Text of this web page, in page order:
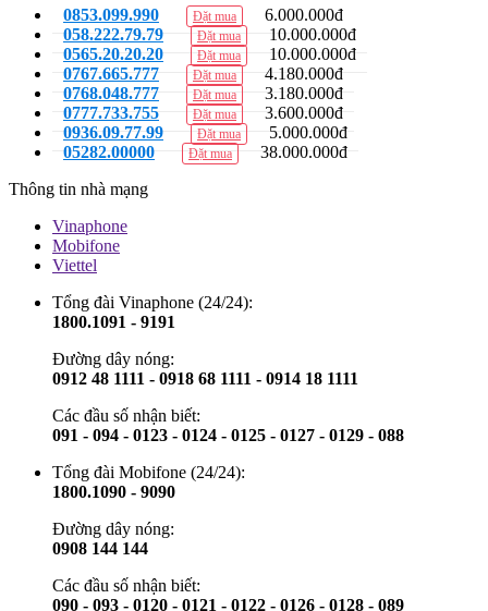
0853.099.990 Đặt mua
6.000.000đ
058.222.79.79
Đặt mua
10.000.000đ
0565.20.20.20
Đặt mua
10.000.000đ
0767.665.777
Đặt mua
4.180.000đ
0768.048.777
Đặt mua
3.180.000đ
0777.733.755
Đặt mua
3.600.000đ
0936.09.77.99
Đặt mua
5.000.000đ
05282.00000
Đặt mua
38.000.000đ
Thông tin nhà mạng
Vinaphone
Mobifone
Viettel
Tổng đài Vinaphone (24/24):
1800.1091 - 9191
Đường dây nóng:
0912 48 1111 - 0918 68 1111 - 0914 18 1111
Các đầu số nhận biết:
091 - 094 - 0123 - 0124 - 0125 - 0127 - 0129 - 088
Tổng đài Mobifone (24/24):
1800.1090 - 9090
Đường dây nóng:
0908 144 144
Các đầu số nhận biết:
090 - 093 - 0120 - 0121 - 0122 - 0126 - 0128 - 089